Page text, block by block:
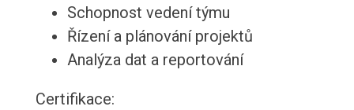
Schopnost vedení týmu
Řízení a plánování projektů
Analýza dat a reportování
Certifikace: